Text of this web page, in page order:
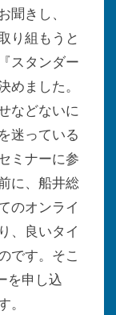
きし、
り組もうと
スタンダー
めました。
などないに
迷っている
ミナーに参
に、船井総
のオンライ
、良いタイ
です。そこ
を申し込